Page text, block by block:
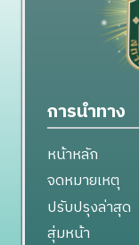
การนำทาง
หน้าหลัก
จดหมายเหตุ
ปรับปรุงล่าสุด
สุ่มหน้า